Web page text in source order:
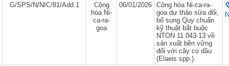
G/SPS/N/NIC/81/Add.1
Cộng
hòa Ni-
ca-ra-
goa
06/01/2026
Cộng hòa Ni-ca-ra-
goa dự thảo sửa đổi,
bổ sung Quy chuẩn
kỹ thuật bắt buộc
NTON 11 043-13 về
sản xuất bền vững
đối với cây cọ dầu
(Elaeis spp.).